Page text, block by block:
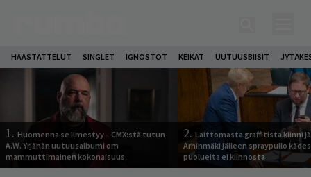
HAASTATTELUT SINGLET IGNOSTOT KEIKAT UUTUUSBIISIT
1. Huomenna se ilmestyy – CMX:stä tutun
A.W. Yrjänän uutuusalbumi om
mammuttimainen kokonaisuus
2. Laittomasta graffitista kiinni
Arhinmäki jälleen spraypullo
puolueita ei kiinnosta